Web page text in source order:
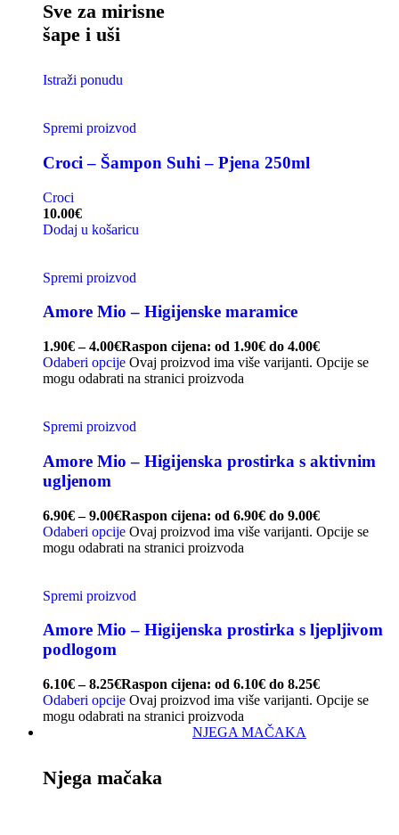
Sve za mirisne
šape i uši
Istraži ponudu
Spremi proizvod
Croci – Šampon Suhi – Pjena 250ml
Croci
10.00€
Dodaj u košaricu
Spremi proizvod
Amore Mio – Higijenske maramice
1.90€ – 4.00€Raspon cijena: od 1.90€ do 4.00€
Odaberi opcije Ovaj proizvod ima više varijanti. Opcije se
mogu odabrati na stranici proizvoda
Spremi proizvod
Amore Mio – Higijenska prostirka s aktivnim
ugljenom
6.90€ – 9.00€Raspon cijena: od 6.90€ do 9.00€
Odaberi opcije Ovaj proizvod ima više varijanti. Opcije se
mogu odabrati na stranici proizvoda
Spremi proizvod
Amore Mio – Higijenska prostirka s ljepljivom
podlogom
6.10€ – 8.25€Raspon cijena: od 6.10€ do 8.25€
Odaberi opcije Ovaj proizvod ima više varijanti. Opcije se
mogu odabrati na stranici proizvoda
NJEGA MAČAKA
Njega mačaka